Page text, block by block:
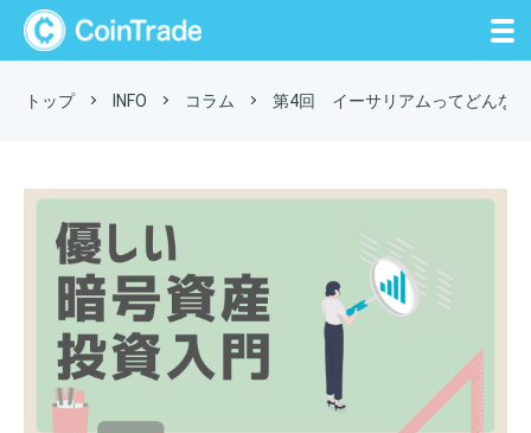
トップ INFO コラム 第4回 イーサリアムってどんな